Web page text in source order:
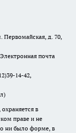
Первомайская, д. 70,
Электронная почта
14-42,
в
праве и не
ни было форме, в